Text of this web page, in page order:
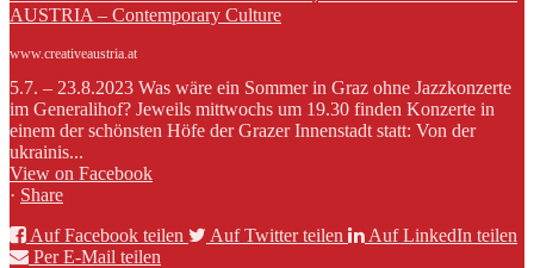
AUSTRIA – Contemporary Culture
www.creativeaustria.at
5.7. – 23.8.2023 Was wäre ein Sommer in Graz ohne Jazzkonzerte
im Generalihof? Jeweils mittwochs um 19.30 finden Konzerte in
einem der schönsten Höfe der Grazer Innenstadt statt: Von der
ukrainis...
View on Facebook
· Share
Auf Facebook teilen
Auf Twitter teilen
Auf LinkedIn teilen
Per E-Mail teilen